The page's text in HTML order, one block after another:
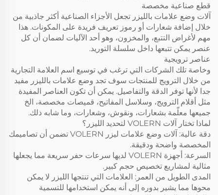
قطع صناعية مخصصة
آلات وضع علامات بالليزر تجعل الأجزاء الصناعية أكثر جاذبية من
خلال إضافة شعارات أو رموز تعريف فريدة على المكونات. هذا
مهم لأغراض التتبع، والمخزون، وهو أحد الآليات لضمان أن كل
عنصر يمكن تتبعها داخل سلسلة التوريد.
عناصر ترويجية
وخاصة تلك الشركات التي ترغب في توسيع اسم العلامة التجارية
من خلال الترويج للمنتجات سوف تجد وضع علامات بالليزر مفيد
جدا لأنها توفر الدقة والتفاصيل. يمكن أن تكون العناصر المفيدة
مثل أقلام الترويج، وسلاسل المفاتيح، قميصات مخصصة، الخ
جميعها معلّمة بشعارات، ونقوش، وشعارات، وما شابه ذلك.
لماذا تختار آلات VOLERN لتحديد الليزر؟
دقة عالية: آلات وضع علامات ليزر VOLERN تضمن أن تصاميمك
المخصصة واضحة ودقيقة.
السرعة: أجهزة VOLERN لديها سرعات حفر سريعة مما يجعلها
مثالية لمشاريع تخصيص حجم كبير.
المدى الطويل من العمر: العلامات التي تنتجها الليزر لا يمكن
محوها مما يشير بدوره إلى أنه يمكن استخدامها للتسمية